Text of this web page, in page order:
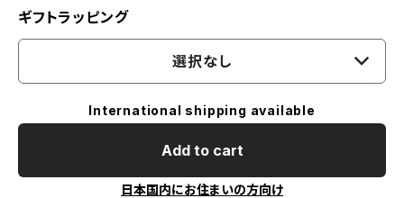
ギフトラッピング
選択なし
International shipping available
Add to cart
日本国内にお住まいの方向け